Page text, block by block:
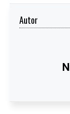
Autor